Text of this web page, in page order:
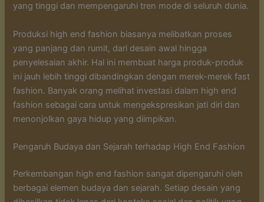
yang tinggi dan mempengaruhi tren mode di seluruh dunia.
Produksi high end fashion biasanya melibatkan proses
yang panjang dan rumit, dari desain awal hingga
penyelesaian akhir. Hal ini membuat harga produk-produk
ini jauh lebih tinggi dibandingkan dengan merek-merek fast
fashion. Banyak orang melihat investasi dalam high end
fashion sebagai cara untuk mengekspresikan jati diri dan
menonjolkan gaya hidup yang diimpikan.
Pengaruh Budaya dan Sejarah terhadap High End Fashion
Perkembangan high end fashion sangat dipengaruhi oleh
berbagai elemen budaya dan sejarah. Setiap desain yang